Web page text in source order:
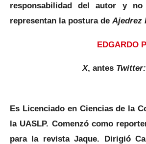
responsabilidad del autor y no
representan la postura deAjedrez
EDGARDO
X, antes Twitter:
Es Licenciado en Ciencias de la
la UASLP. Comenzó como
para la revista Jaque. Dirigió